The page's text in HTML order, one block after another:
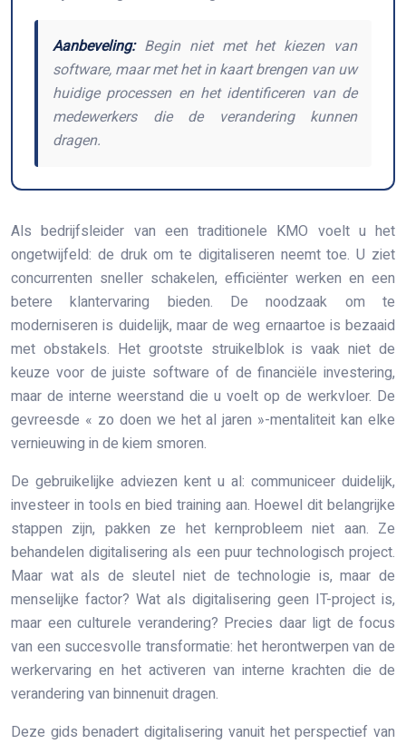
Aanbeveling:Begin niet met het kiezen van
software, maar met het in kaart brengen van uw
huidige processen en het identificeren van de
medewerkers die de verandering kunnen
dragen.
Als bedrijfsleider van een traditionele KMO voelt u het
ongetwijfeld: de druk om te digitaliseren neemt toe. U ziet
concurrenten sneller schakelen, efficiënter werken en een
betere klantervaring bieden. De noodzaak om te
moderniseren is duidelijk, maar de weg ernaartoe is bezaaid
met obstakels. Het grootste struikelblok is vaak niet de
keuze voor de juiste software of de financiële investering,
maar de interne weerstand die u voelt op de werkvloer. De
gevreesde « zo doen we het al jaren »-mentaliteit kan elke
vernieuwing in de kiem smoren.
De gebruikelijke adviezen kent u al: communiceer duidelijk,
investeer in tools en bied training aan. Hoewel dit belangrijke
stappen zijn, pakken ze het kernprobleem niet aan. Ze
behandelen digitalisering als een puur technologisch project.
Maar wat als de sleutel niet de technologie is, maar de
menselijke factor? Wat als digitalisering geen IT-project is,
maar een culturele verandering? Precies daar ligt de focus
van een succesvolle transformatie: het herontwerpen van de
werkervaring en het activeren van interne krachten die de
verandering van binnenuit dragen.
Deze gids benadert digitalisering vanuit het perspectief van